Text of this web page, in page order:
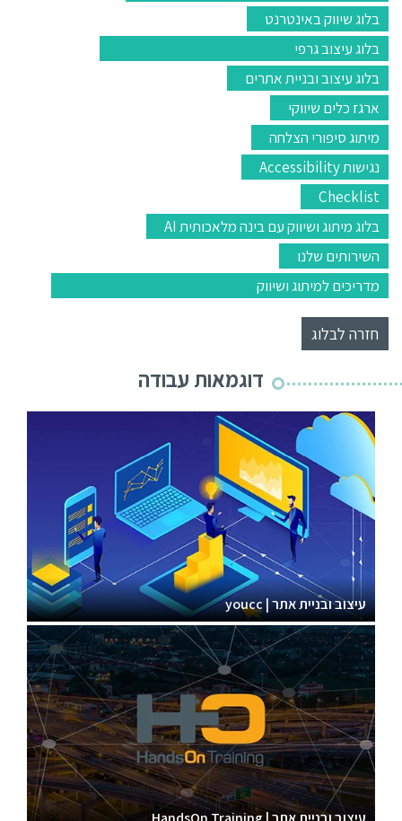
בלוג שיווק באינטרנט
בלוג עיצוב גרפי
בלוג עיצוב ובניית אתרים
ארגז כלים שיווקי
מיתוג סיפורי הצלחה
נגישות Accessibility
Checklist
בלוג מיתוג ושיווק עם בינה מלאכותית AI
השירותים שלנו
מדריכים למיתוג ושיווק
חזרה לבלוג
דוגמאות עבודה
עיצוב ובניית אתר | youcc